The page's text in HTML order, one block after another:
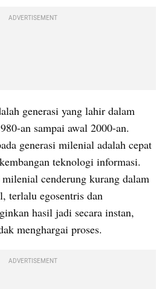
ADVERTISEMENT
generasi yang lahir dalam
an sampai awal 2000-an.
generasi milenial adalah cepat
teknologi informasi.
cenderung kurang dalam
terlalu egosentris dan
hasil jadi secara instan,
menghargai proses.
ADVERTISEMENT